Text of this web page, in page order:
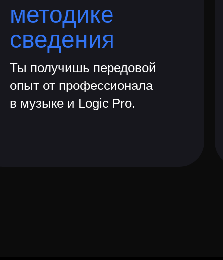
Ты получишь передовой
опыт от профессионала
в музыке и Logic Pro.
методике
сведения